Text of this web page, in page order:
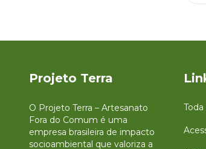
Projeto Terra
O Projeto Terra – Artesanato
Fora do Comum é uma
empresa brasileira de impacto
socioambiental que valoriza a
Toda